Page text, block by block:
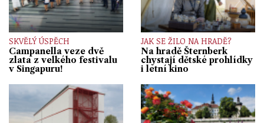
SKVĚLÝ ÚSPĚCH
Campanella veze dvě
zlata z velkého festivalu
v Singapuru!
JAK SE ŽILO NA HRADĚ?
Na hradě Šternberk
chystají dětské prohlídky
i letní kino